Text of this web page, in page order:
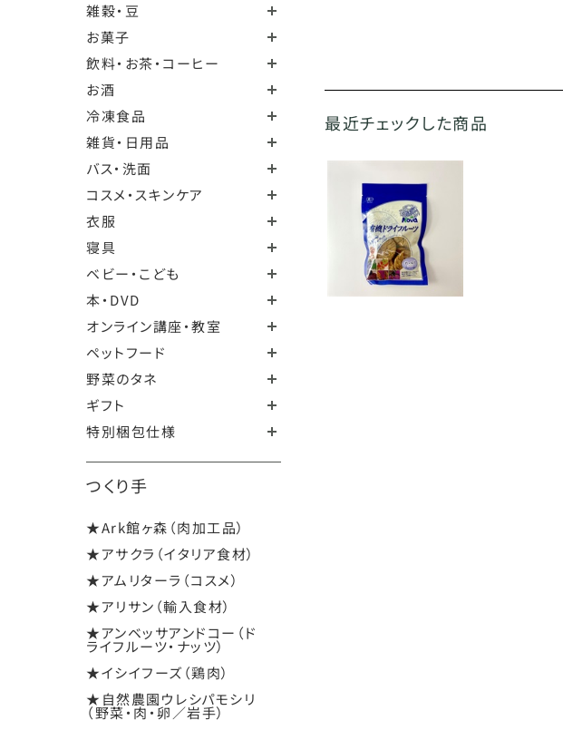
雑穀・豆
お菓子
飲料・お茶・コーヒー
お酒
冷凍食品
雑貨・日用品
バス・洗面
コスメ・スキンケア
衣服
寝具
ベビー・こども
本・DVD
オンライン講座・教室
ペットフード
野菜のタネ
ギフト
特別梱包仕様
つくり手
★Ark館ヶ森（肉加工品）
★アサクラ（イタリア食材）
★アムリターラ（コスメ）
★アリサン（輸入食材）
★アンベッサアンドコー（ド
ライフルーツ・ナッツ）
★イシイフーズ（鶏肉）
★自然農園ウレシパモシリ
（野菜・肉・卵／岩手）
最近チェックした商品